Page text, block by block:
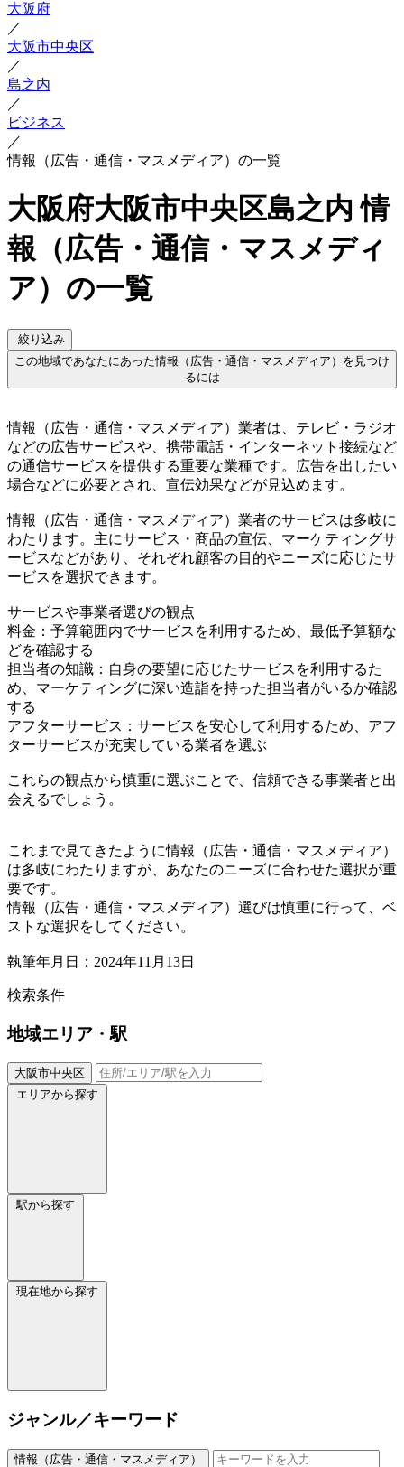
大阪府
／
大阪市中央区
／
島之内
／
ビジネス
／
情報（広告・通信・マスメディア）の一覧
大阪府大阪市中央区島之内 情
報（広告・通信・マスメディ
ア）の一覧
絞り込み
この地域であなたにあった情報（広告・通信・マスメディア）を見つけ
るには
情報（広告・通信・マスメディア）業者は、テレビ・ラジオ
などの広告サービスや、携帯電話・インターネット接続など
の通信サービスを提供する重要な業種です。広告を出したい
場合などに必要とされ、宣伝効果などが見込めます。
情報（広告・通信・マスメディア）業者のサービスは多岐に
わたります。主にサービス・商品の宣伝、マーケティングサ
ービスなどがあり、それぞれ顧客の目的やニーズに応じたサ
ービスを選択できます。
サービスや事業者選びの観点
料金：予算範囲内でサービスを利用するため、最低予算額な
どを確認する
担当者の知識：自身の要望に応じたサービスを利用するた
め、マーケティングに深い造詣を持った担当者がいるか確認
する
アフターサービス：サービスを安心して利用するため、アフ
ターサービスが充実している業者を選ぶ
これらの観点から慎重に選ぶことで、信頼できる事業者と出
会えるでしょう。
これまで見てきたように情報（広告・通信・マスメディア）
は多岐にわたりますが、あなたのニーズに合わせた選択が重
要です。
情報（広告・通信・マスメディア）選びは慎重に行って、ベ
ストな選択をしてください。
執筆年月日：2024年11月13日
検索条件
地域エリア・駅
大阪市中央区
エリアから探す
駅から探す
現在地から探す
ジャンル／キーワード
情報（広告・通信・マスメディア）